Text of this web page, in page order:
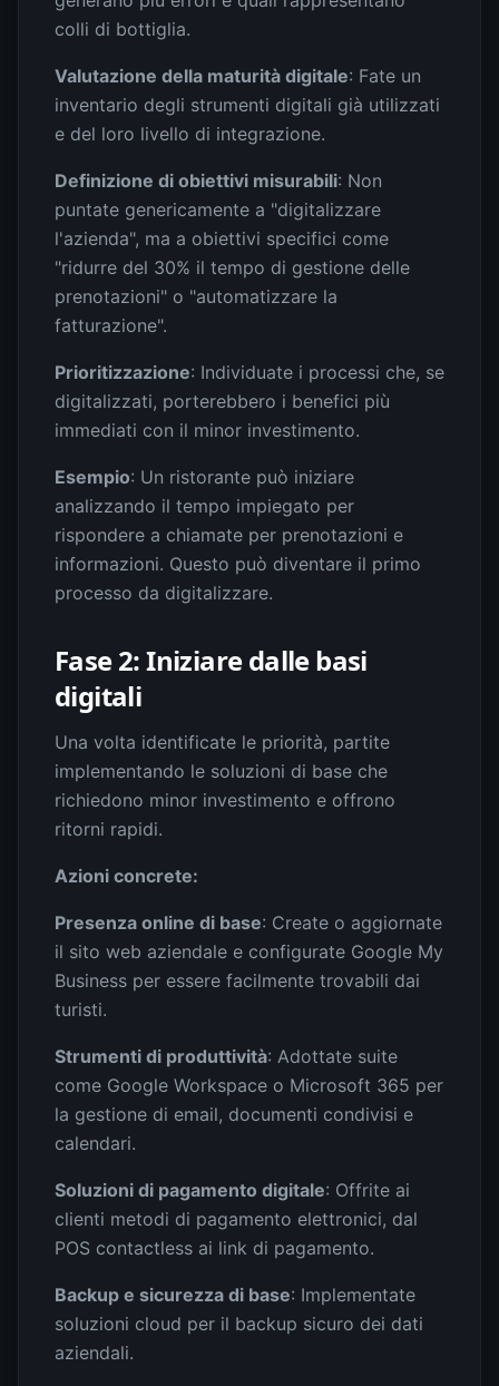
colli di bottiglia.
Valutazione della maturità digitale: Fate un
inventario degli strumenti digitali già utilizzati
e del loro livello di integrazione.
Definizione di obiettivi misurabili: Non
puntate genericamente a "digitalizzare
l'azienda", ma a obiettivi specifici come
"ridurre del 30% il tempo di gestione delle
prenotazioni" o "automatizzare la
fatturazione".
Prioritizzazione: Individuate i processi che, se
digitalizzati, porterebbero i benefici più
immediati con il minor investimento.
Esempio: Un ristorante può iniziare
analizzando il tempo impiegato per
rispondere a chiamate per prenotazioni e
informazioni. Questo può diventare il primo
processo da digitalizzare.
Fase 2: Iniziare dalle basi
digitali
Una volta identificate le priorità, partite
implementando le soluzioni di base che
richiedono minor investimento e offrono
ritorni rapidi.
Azioni concrete:
Presenza online di base: Create o aggiornate
il sito web aziendale e configurate Google My
Business per essere facilmente trovabili dai
turisti.
Strumenti di produttività: Adottate suite
come Google Workspace o Microsoft 365 per
la gestione di email, documenti condivisi e
calendari.
Soluzioni di pagamento digitale: Offrite ai
clienti metodi di pagamento elettronici, dal
POS contactless ai link di pagamento.
Backup e sicurezza di base: Implementate
soluzioni cloud per il backup sicuro dei dati
aziendali.